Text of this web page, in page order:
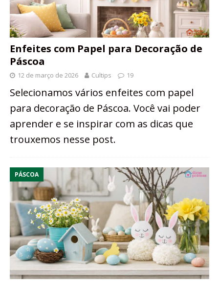
Enfeites com Papel para Decoração de
Páscoa
12 de março de 2026 Cultips 19
Selecionamos vários enfeites com papel
para decoração de Páscoa. Você vai poder
aprender e se inspirar com as dicas que
trouxemos nesse post.
PÁSCOA